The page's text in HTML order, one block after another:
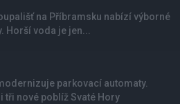
na Příbramsku nabízí výborné
Horší voda je jen...
parkovací automaty.
tři nové poblíž Svaté Hory